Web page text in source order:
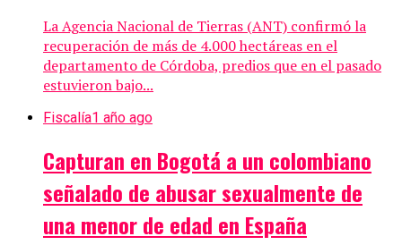
La Agencia Nacional de Tierras (ANT) confirmó la
recuperación de más de 4.000 hectáreas en el
departamento de Córdoba, predios que en el pasado
estuvieron bajo...
Fiscalía1 año ago
Capturan en Bogotá a un colombiano
señalado de abusar sexualmente de
una menor de edad en España